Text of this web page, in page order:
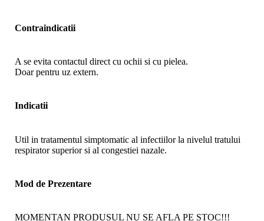
Contraindicatii
A se evita contactul direct cu ochii si cu pielea.
Doar pentru uz extern.
Indicatii
Util in tratamentul simptomatic al infectiilor la nivelul tratului
respirator superior si al congestiei nazale.
Mod de Prezentare
MOMENTAN PRODUSUL NU SE AFLA PE STOC!!!